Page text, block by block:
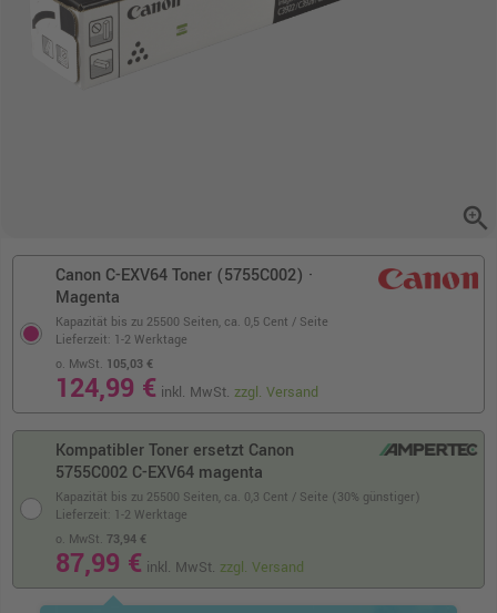
zoom_in
Canon C-EXV64 Toner (5755C002) ·
Magenta
Kapazität bis zu 25500 Seiten, ca. 0,5 Cent / Seite
o. MwSt. 105,03 €
124,99 € inkl. MwSt.zzgl. Versand
Lieferzeit: 1-2 Werktage
Kompatibler Toner ersetzt Canon
5755C002 C-EXV64 magenta
Kapazität bis zu 25500 Seiten, ca. 0,3 Cent / Seite (30% günstiger)
o. MwSt.73,94 €
87,99 € inkl. MwSt. zzgl. Versand
Lieferzeit: 1-2 Werktage